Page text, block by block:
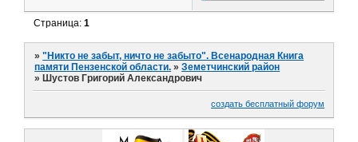
Страница:1
»"Никто не забыт, ничто не забыто". Всенародная Книга
памяти Пензенской области. »Земетчинский район
» Шустов Григорий Александрович
создать бесплатный форум